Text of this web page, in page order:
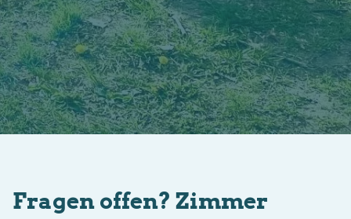
Fragen offen? Zimmer